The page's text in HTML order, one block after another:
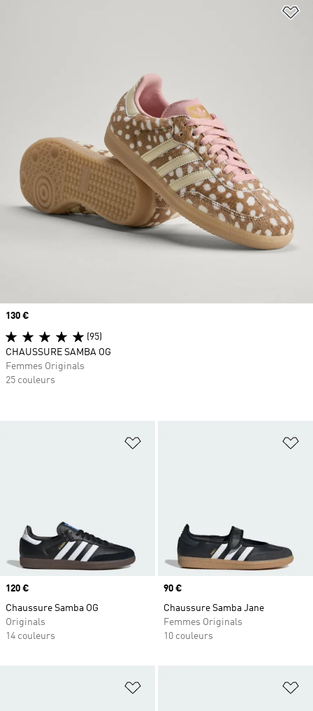
Ajouter à la Liste de produits
Prix
120 €
Chaussure Samba OG
Originals
14 couleurs
Prix
90 €
Chaussure Samba Jane
Femmes Originals
10 couleurs
Ajouter à la Liste de produits
Prix
130 €
(95)
CHAUSSURE SAMBA OG
Femmes Originals
25 couleurs